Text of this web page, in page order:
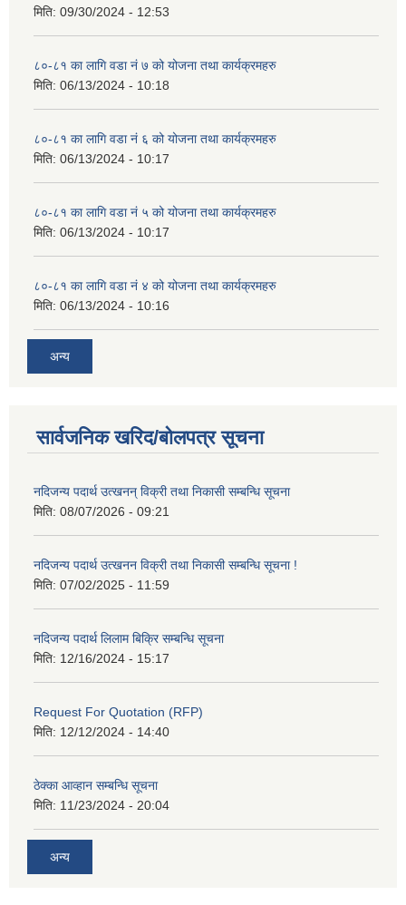
मिति: 09/30/2024 - 12:53
८०-८१ का लागि वडा नं ७ को योजना तथा कार्यक्रमहरु
मिति: 06/13/2024 - 10:18
८०-८१ का लागि वडा नं ६ को योजना तथा कार्यक्रमहरु
मिति: 06/13/2024 - 10:17
८०-८१ का लागि वडा नं ५ को योजना तथा कार्यक्रमहरु
मिति: 06/13/2024 - 10:17
८०-८१ का लागि वडा नं ४ को योजना तथा कार्यक्रमहरु
मिति: 06/13/2024 - 10:16
अन्य
सार्वजनिक खरिद/बोलपत्र सूचना
नदिजन्य पदार्थ उत्खनन् विक्री तथा निकासी सम्बन्धि सूचना
मिति: 08/07/2026 - 09:21
नदिजन्य पदार्थ उत्खनन विक्री तथा निकासी सम्बन्धि सूचना !
मिति: 07/02/2025 - 11:59
नदिजन्य पदार्थ लिलाम बिक्रि सम्बन्धि सूचना
मिति: 12/16/2024 - 15:17
Request For Quotation (RFP)
मिति: 12/12/2024 - 14:40
ठेक्का आव्हान सम्बन्धि सूचना
मिति: 11/23/2024 - 20:04
अन्य